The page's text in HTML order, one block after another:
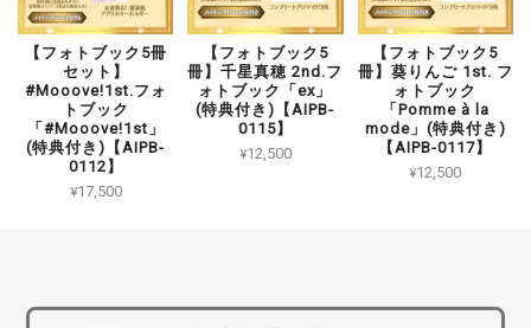
【フォトブック5冊
セット】
#Mooove!1st.フォ
トブック
「#Mooove!1st」
(特典付き)【AIPB-
0112】
¥17,500
【フォトブック5
冊】千星真穂 2nd.フ
ォトブック「ex」
(特典付き)【AIPB-
0115】
¥12,500
【フォトブック5
冊】葵りんご 1st. フ
ォトブック
「Pomme à la
mode」(特典付き)
【AIPB-0117】
¥12,500